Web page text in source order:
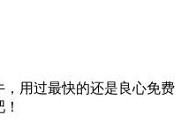
用过最快的还是良心免费